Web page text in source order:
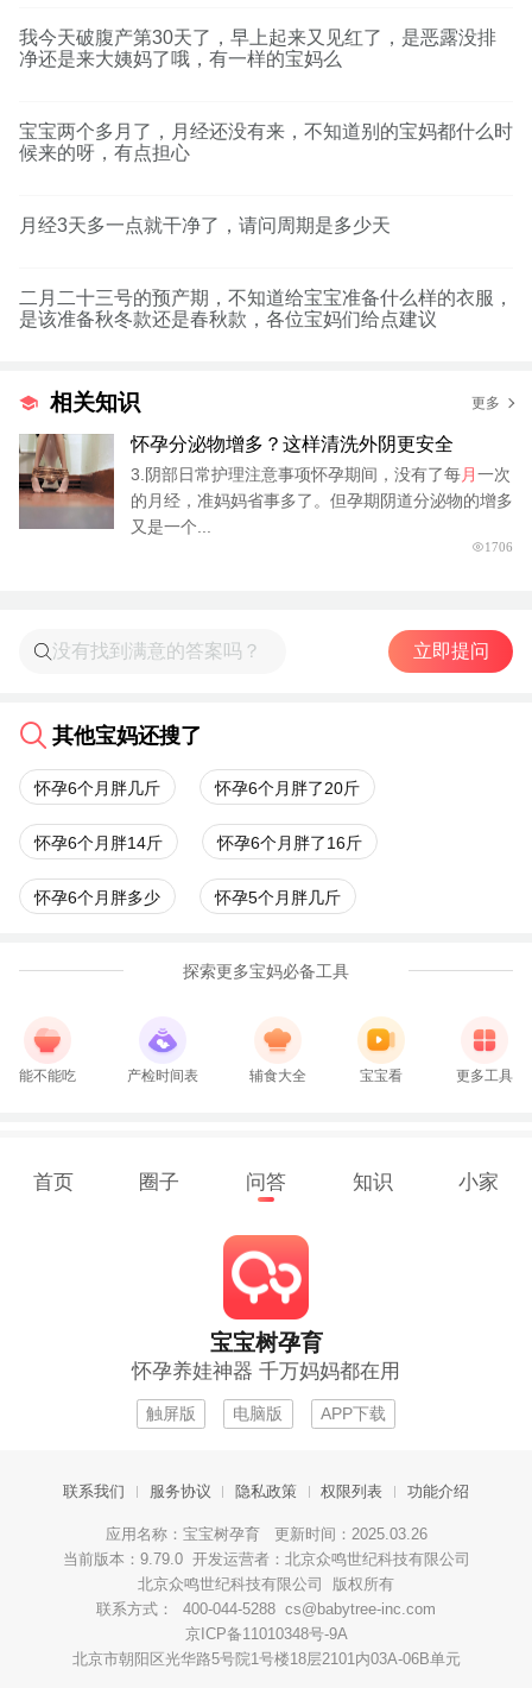
我今天破腹产第30天了，早上起来又见红了，是恶露没排
净还是来大姨妈了哦，有一样的宝妈么
宝宝两个多月了，月经还没有来，不知道别的宝妈都什么时
候来的呀，有点担心
月经3天多一点就干净了，请问周期是多少天
二月二十三号的预产期，不知道给宝宝准备什么样的衣服，
是该准备秋冬款还是春秋款，各位宝妈们给点建议
相关知识 更多
怀孕分泌物增多？这样清洗外阴更安全
3.阴部日常护理注意事项怀孕期间，没有了每月一次
的月经，准妈妈省事多了。但孕期阴道分泌物的增多
又是一个...
1706
立即提问
其他宝妈还搜了
怀孕6个月胖几斤 怀孕6个月胖了20斤
怀孕6个月胖14斤 怀孕6个月胖了16斤
怀孕6个月胖多少 怀孕5个月胖几斤
探索更多宝妈必备工具
能不能吃 产检时间表 辅食大全 宝宝看 更多工具
首页 圈子 问答 知识 小家
宝宝树孕育
怀孕养娃神器 千万妈妈都在用
触屏版 电脑版 APP下载
联系我们 服务协议 隐私政策 权限列表 功能介绍
应用名称：宝宝树孕育 更新时间：2025.03.26
当前版本：9.79.0 开发运营者：北京众鸣世纪科技有限公司
北京众鸣世纪科技有限公司 版权所有
联系方式： 400-044-5288 cs@babytree-inc.com
京ICP备11010348号-9A
北京市朝阳区光华路5号院1号楼18层2101内03A-06B单元